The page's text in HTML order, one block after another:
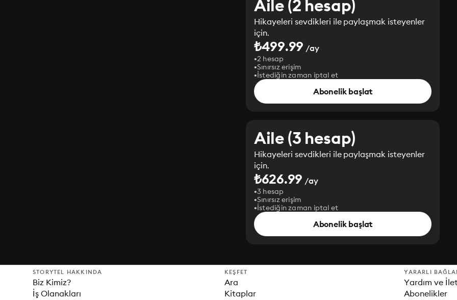
Aile (2 hesap)
Hikayeleri sevdikleri ile paylaşmak isteyenler
için.
₺499.99 /ay
2 hesap
Sınırsız erişim
İstediğin zaman iptal et
Abonelik başlat
Aile (3 hesap)
Hikayeleri sevdikleri ile paylaşmak isteyenler
için.
₺626.99 /ay
3 hesap
Sınırsız erişim
İstediğin zaman iptal et
Abonelik başlat
STORYTEL HAKKINDA
Biz Kimiz?
İş Olanakları
KEŞFET
Ara
Kitaplar
YARARLI
Yardım ve
Abonelikler